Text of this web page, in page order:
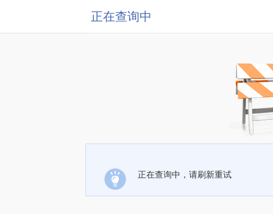
正在查询中
正在查询中，请刷新重试